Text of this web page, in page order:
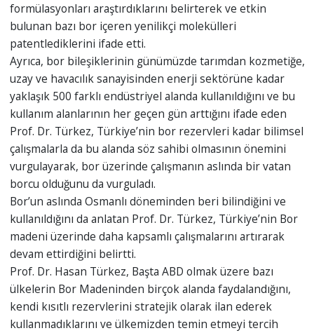
formülasyonları araştırdıklarını belirterek ve etkin
bulunan bazı bor içeren yenilikçi molekülleri
patentlediklerini ifade etti.
Ayrıca, bor bileşiklerinin günümüzde tarımdan kozmetiğe,
uzay ve havacılık sanayisinden enerji sektörüne kadar
yaklaşık 500 farklı endüstriyel alanda kullanıldığını ve bu
kullanım alanlarının her geçen gün arttığını ifade eden
Prof. Dr. Türkez, Türkiye’nin bor rezervleri kadar bilimsel
çalışmalarla da bu alanda söz sahibi olmasının önemini
vurgulayarak, bor üzerinde çalışmanın aslında bir vatan
borcu olduğunu da vurguladı.
Bor’un aslında Osmanlı döneminden beri bilindiğini ve
kullanıldığını da anlatan Prof. Dr. Türkez, Türkiye’nin Bor
madeni üzerinde daha kapsamlı çalışmalarını artırarak
devam ettirdiğini belirtti.
Prof. Dr. Hasan Türkez, Başta ABD olmak üzere bazı
ülkelerin Bor Madeninden birçok alanda faydalandığını,
kendi kısıtlı rezervlerini stratejik olarak ilan ederek
kullanmadıklarını ve ülkemizden temin etmeyi tercih